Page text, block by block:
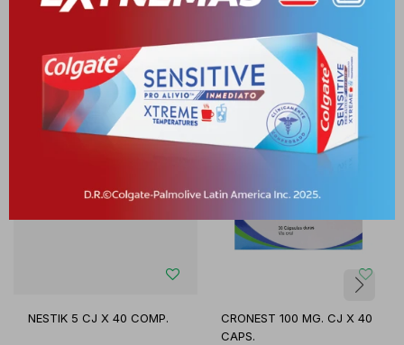
Productos que te pueden interesar
NESTIK 5 CJ X 40 COMP.
CRONEST 100 MG. CJ X 40
CAPS.